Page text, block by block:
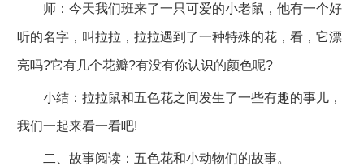
师：今天我们班来了一只可爱的小老鼠，他有一个好
听的名字，叫拉拉，拉拉遇到了一种特殊的花，看，它漂
亮吗?它有几个花瓣?有没有你认识的颜色呢?
小结：拉拉鼠和五色花之间发生了一些有趣的事儿，
我们一起来看一看吧!
二、故事阅读：五色花和小动物们的故事。